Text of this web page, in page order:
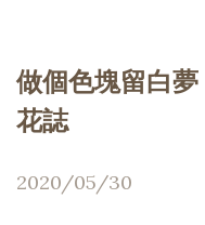
做個色塊留白
花誌
2020/05/30